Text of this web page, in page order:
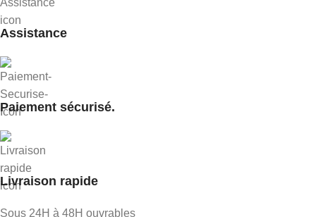
Assistance
Paiement sécurisé.
Livraison rapide
Sous 24H à 48H ouvrables